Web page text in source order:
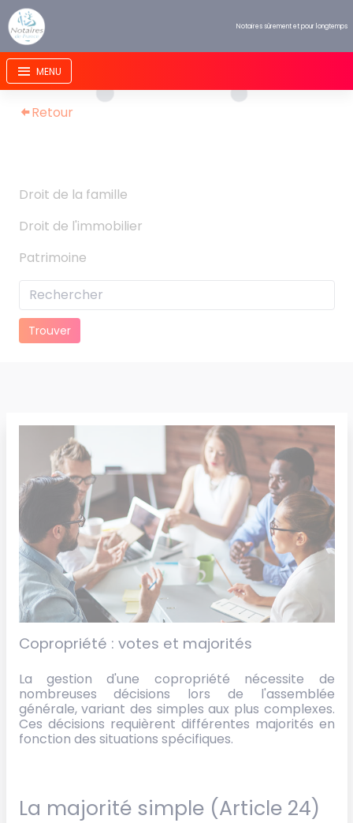
Notaires sûrement et pour longtemps
Retour
Droit de la famille
Droit de l'immobilier
Patrimoine
Trouver
Copropriété : votes et majorités
La gestion d'une copropriété nécessite de
nombreuses décisions lors de l'assemblée
générale, variant des simples aux plus complexes.
Ces décisions requièrent différentes majorités en
fonction des situations spécifiques.
La majorité simple (Article 24)
Panneau de gestion des cookies